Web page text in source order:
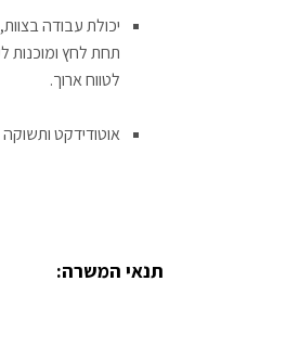
יכולת עבודה
תחת לחץ ומוכנות
לטווח ארוך.
אוטודידקט
תנאי המשרה: